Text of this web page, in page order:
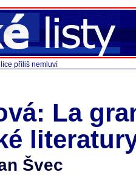
příliš nemluví
La
Švec